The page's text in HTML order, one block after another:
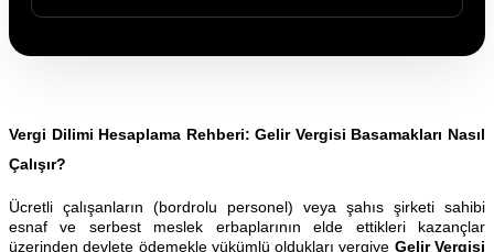
Vergi Dilimi Hesaplama Rehberi: Gelir Vergisi Basamakları Nasıl
Çalışır?
Ücretli çalışanların (bordrolu personel) veya şahıs şirketi sahibi
esnaf ve serbest meslek erbaplarının elde ettikleri kazançlar
üzerinden devlete ödemekle yükümlü oldukları vergiye Gelir Vergisi